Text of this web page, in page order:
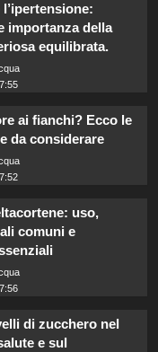
importanza della
equilibrata.
ai fianchi? Ecco le
da considerare
uso,
comuni e
di zucchero nel
e sul